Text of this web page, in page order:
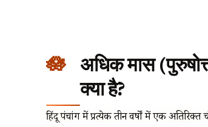
अधिक मास
क्या है?
हिंदू पंचांग में प्रत्येक तीन वर्षों में एक